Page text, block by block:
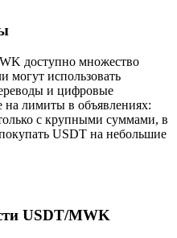
доступно множество
могут использовать
и цифровые
лимиты в объявлениях:
с крупными суммами, в
USDT на небольшие
USDT/MWK